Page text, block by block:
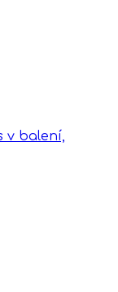
v balení,